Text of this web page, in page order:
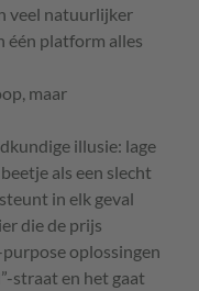
veel natuurlijker
één platform alles
maar
illusie: lage
als een slecht
in elk geval
die de prijs
oplossingen
straat en het gaat